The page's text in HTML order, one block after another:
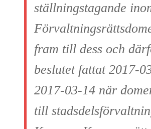
ställningstagande
fram till dess och
beslutet fattat 2017-
2017-03-14 när
till